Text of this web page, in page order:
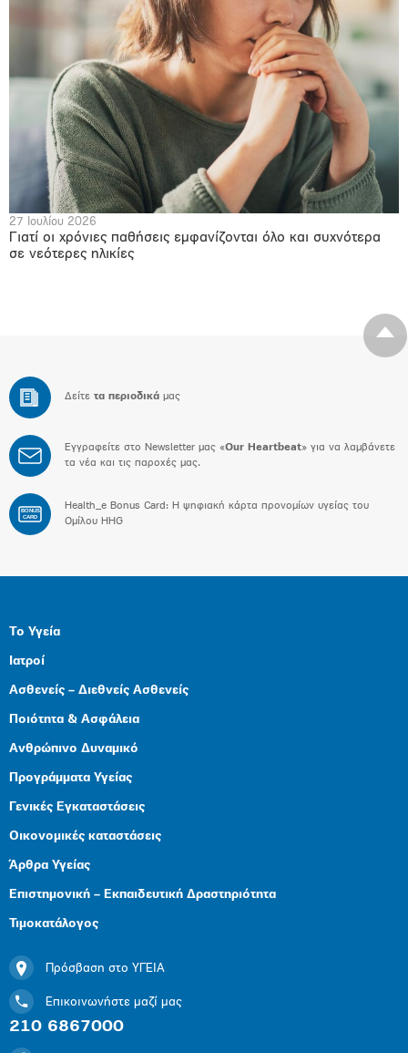
27 Ιουλίου 2026
Γιατί οι χρόνιες παθήσεις εμφανίζονται όλο και συχνότερα
σε νεότερες ηλικίες
Δείτε τα περιοδικά μας
Εγγραφείτε στο Newsletter μας «Our Heartbeat» για να λαμβάνετε
τα νέα και τις παροχές μας.
BONUS
CARD
Health_e Bonus Card: H ψηφιακή κάρτα προνομίων υγείας του
Ομίλου HHG
Το Υγεία
Ιατροί
Ασθενείς – Διεθνείς Ασθενείς
Ποιότητα & Ασφάλεια
Ανθρώπινο Δυναμικό
Προγράμματα Υγείας
Γενικές Εγκαταστάσεις
Οικονομικές καταστάσεις
Άρθρα Υγείας
Επιστημονική – Εκπαιδευτική Δραστηριότητα
Τιμοκατάλογος
Πρόσβαση στο ΥΓΕΙΑ
Επικοινωνήστε μαζί μας
210 6867000